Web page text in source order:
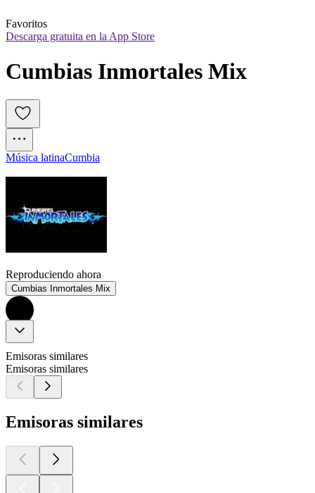
Favoritos
Descarga gratuita en la App Store
Cumbias Inmortales Mix
Música latinaCumbia
Reproduciendo ahora
Cumbias Inmortales Mix
Emisoras similares
Emisoras similares
Emisoras similares